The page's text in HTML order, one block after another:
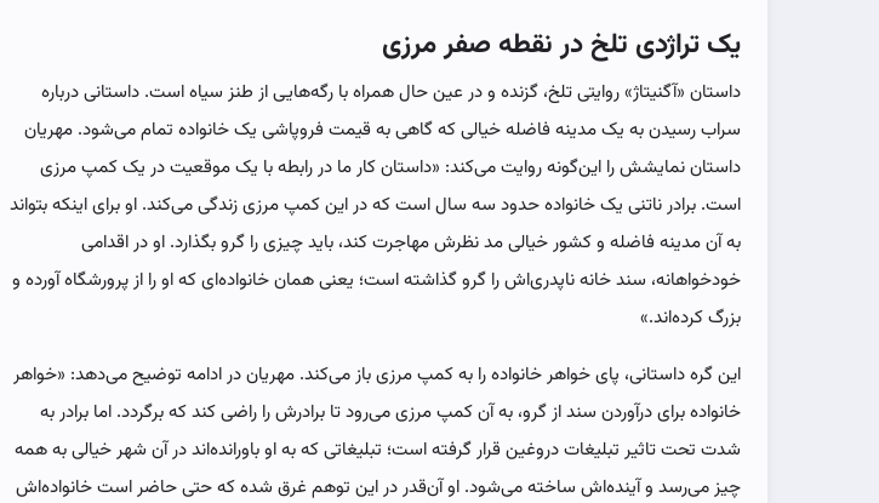
یک تراژدی تلخ در نقطه صفر مرزی
داستان «آگنیتاژ» روایتی تلخ، گزنده و در عین حال همراه با رگه‌هایی از طنز سیاه است. داستانی درباره
سراب رسیدن به یک مدینه فاضله خیالی که گاهی به قیمت فروپاشی یک خانواده تمام می‌شود. مهریان
داستان نمایشش را این‌گونه روایت می‌کند: «داستان کار ما در رابطه با یک موقعیت در یک کمپ مرزی
است. برادر ناتنی یک خانواده حدود سه سال است که در این کمپ مرزی زندگی می‌کند. او برای اینکه بتواند
به آن مدینه فاضله و کشور خیالی مد نظرش مهاجرت کند، باید چیزی را گرو بگذارد. او در اقدامی
خودخواهانه، سند خانه ناپدری‌اش را گرو گذاشته است؛ یعنی همان خانواده‌ای که او را از پرورشگاه آورده و
بزرگ کرده‌اند.»
این گره داستانی، پای خواهر خانواده را به کمپ مرزی باز می‌کند. مهریان در ادامه توضیح می‌دهد: «خواهر
خانواده برای درآوردن سند از گرو، به آن کمپ مرزی می‌رود تا برادرش را راضی کند که برگردد. اما برادر به
شدت تحت تاثیر تبلیغات دروغین قرار گرفته است؛ تبلیغاتی که به او باورانده‌اند در آن شهر خیالی به همه
چیز می‌رسد و آینده‌اش ساخته می‌شود. او آن‌قدر در این توهم غرق شده که حتی حاضر است خانواده‌اش